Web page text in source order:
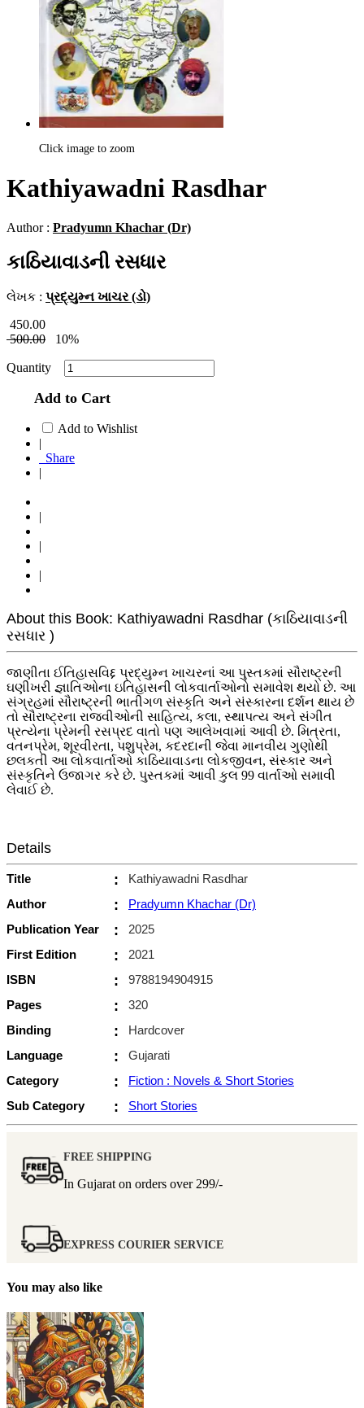
Click image to zoom
Kathiyawadni Rasdhar
Author : Pradyumn Khachar (Dr)
કાઠિયાવાડની રસધાર
લેખક : પ્રદ્યુમ્ન ખાચર (ડો)
450.00
500.00
10%
Quantity
Add to Cart
Add to Wishlist
|
Share
|
|
|
|
About this Book: Kathiyawadni Rasdhar (કાઠિયાવાડની
રસધાર )
જાણીતા ઈતિહાસવિદ્દ પ્રદ્યુમ્ન ખાચરનાં આ પુસ્તકમાં સૌરાષ્ટ્રની
ઘણીખરી જ્ઞાતિઓના ઇતિહાસની લોકવાર્તાઓનો સમાવેશ થયો છે. આ
સંગ્રહમાં સૌરાષ્ટ્રની ભાતીગળ સંસ્કૃતિ અને સંસ્કારના દર્શન થાય છે
તો સૌરાષ્ટ્રના રાજવીઓની સાહિત્ય, કલા, સ્થાપત્ય અને સંગીત
પ્રત્યેના પ્રેમની રસપ્રદ વાતો પણ આલેખવામાં આવી છે. મિત્રતા,
વતનપ્રેમ, શૂરવીરતા, પશુપ્રેમ, કદરદાની જેવા માનવીય ગુણોથી
છલકતી આ લોકવાર્તાઓ કાઠિયાવાડના લોકજીવન, સંસ્કાર અને
સંસ્કૃતિને ઉજાગર કરે છે. પુસ્તકમાં આવી કુલ 99 વાર્તાઓ સમાવી
લેવાઈ છે.
Details
Title :
Kathiyawadni Rasdhar
Author
:
Pradyumn Khachar (Dr)
Publication Year
:
2025
First Edition
:
2021
ISBN
:
9788194904915
Pages
:
320
Binding
:
Hardcover
Language
:
Gujarati
Category
:
Fiction : Novels & Short Stories
Sub Category
: Short Stories
FREE SHIPPING
In Gujarat on orders over 299/-
EXPRESS COURIER SERVICE
You may also like